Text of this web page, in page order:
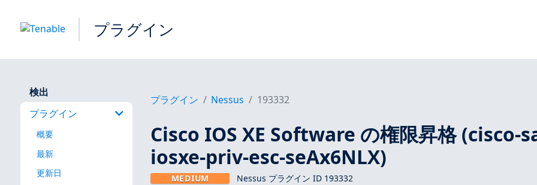
プラグイン
検出
プラグイン
概要
最新
更新日
プラグイン Nessus 193332
Cisco IOS XE Software の権限昇格 (cisco-
iosxe-priv-esc-seAx6NLX)
MEDIUM Nessus プラグイン ID 193332